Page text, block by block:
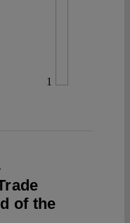
1
of the